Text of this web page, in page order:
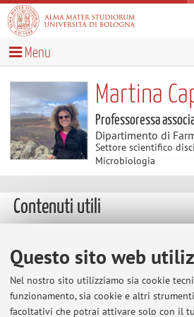
Questo sito web
Nel nostro sito utilizziamo sia cookie
funzionamento, sia cookie e altri
facoltativi che potrai attivare solo con il
Menu
Martina
Professoressa
Dipartimento di
Settore scientifico
Microbiologia
Contenuti utili
DISPONIBILITÀ DI POSTI
DI LAUREA MAGISTRALE e
1) Aspetti molecolari, cellulari e
interesse biotecnologico che
organici tossici (es. idrocarburi